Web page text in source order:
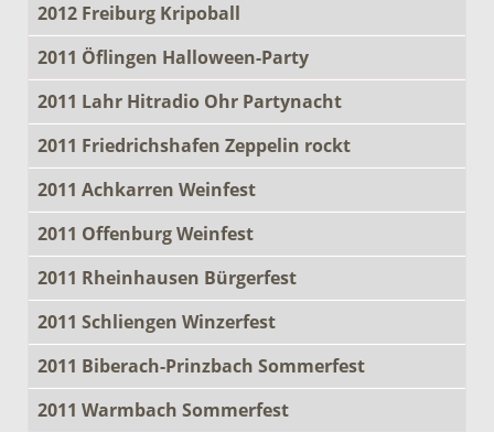
2012 Freiburg Kripoball
2011 Öflingen Halloween-Party
2011 Lahr Hitradio Ohr Partynacht
2011 Friedrichshafen Zeppelin rockt
2011 Achkarren Weinfest
2011 Offenburg Weinfest
2011 Rheinhausen Bürgerfest
2011 Schliengen Winzerfest
2011 Biberach-Prinzbach Sommerfest
2011 Warmbach Sommerfest